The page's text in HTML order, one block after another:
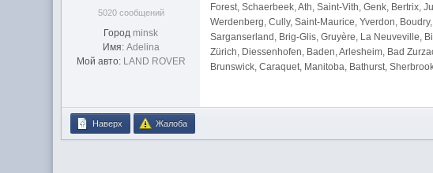
5020 сообщений
Город minsk
Имя: Adelina
Мой авто: LAND ROVER
Forest, Schaerbeek, Ath, Saint-Vith, Genk, Bertrix,
Werdenberg, Cully, Saint-Maurice, Yverdon,
Sarganserland, Brig-Glis, Gruyère, La Neuveville,
Zürich, Diessenhofen, Baden, Arlesheim, Bad
Brunswick, Caraquet, Manitoba, Bathurst,
Наверх Жалоба